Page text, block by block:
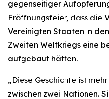
gegenseitiger
Eröffnungsfeier, dass die
Vereinigten Staaten in
Zweiten Weltkriegs eine
aufgebaut hätten.
„Diese Geschichte ist
zwischen zwei Nationen.